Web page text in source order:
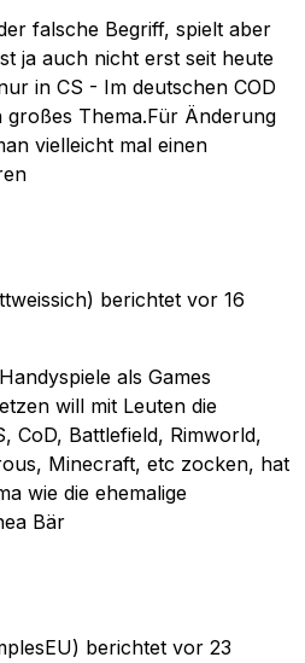
falsche Begriff, spielt aber
ja auch nicht erst seit heute
in CS - Im deutschen COD
großes Thema.Für Änderung
vielleicht mal einen
berichtet vor 16
als Games
will mit Leuten die
CoD, Battlefield, Rimworld,
Minecraft, etc zocken, hat
wie die ehemalige
Bär
berichtet vor 23